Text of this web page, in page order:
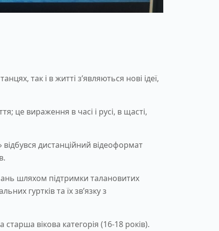
так і в житті з’являються нові ідеї,
це вираження в часі і русі, в щасті,
дистанційний відеоформат
шляхом підтримки талановитих
гуртків та їх зв’язку з
вікова категорія (16-18 років).